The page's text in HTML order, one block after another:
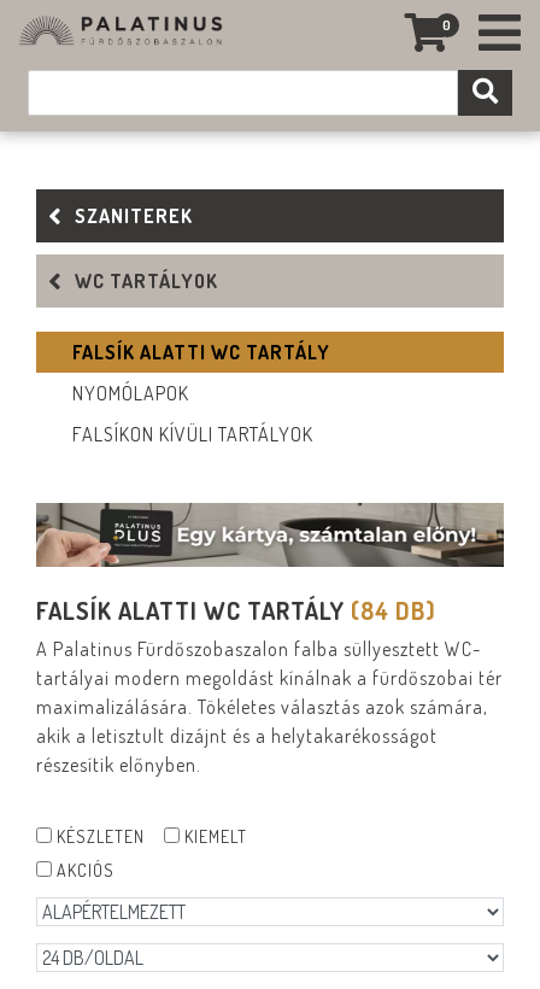
0
SZANITEREK
WC TARTÁLYOK
FALSÍK ALATTI WC TARTÁLY
NYOMÓLAPOK
FALSÍKON KÍVÜLI TARTÁLYOK
FALSÍK ALATTI WC TARTÁLY (84 DB)
A Palatinus Fürdőszobaszalon falba süllyesztett WC-
tartályai modern megoldást kínálnak a fürdőszobai tér
maximalizálására. Tökéletes választás azok számára,
akik a letisztult dizájnt és a helytakarékosságot
részesítik előnyben.
KÉSZLETEN
KIEMELT
AKCIÓS